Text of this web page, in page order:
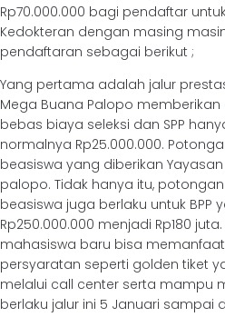
Rp70.000.000 bagi pendaftar
Kedokteran dengan masing
pendaftaran sebagai berikut ;
Yang pertama adalah jalur
Mega Buana Palopo
bebas biaya seleksi dan SPP
normalnya Rp25.000.000.
beasiswa yang diberikan
palopo. Tidak hanya itu,
beasiswa juga berlaku untuk
Rp250.000.000 menjadi Rp180
mahasiswa baru bisa
persyaratan seperti golden tiket
melalui call center serta mampu
berlaku jalur ini 5 Januari sampai